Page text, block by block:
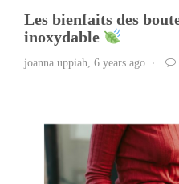
Les bienfaits des
inoxydable
joanna uppiah, 6 years ago